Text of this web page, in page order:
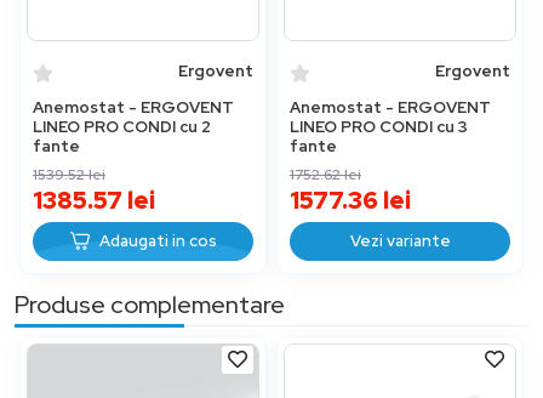
Ergovent
Anemostat - ERGOVENT
LINEO PRO CONDI cu 2
fante
1539.52lei
1385.57 lei
Adaugati in cos
Ergovent
Anemostat - ERGOVENT
LINEO PRO CONDI cu 3
fante
1752.62lei
1577.36lei
Vezi variante
Produse complementare